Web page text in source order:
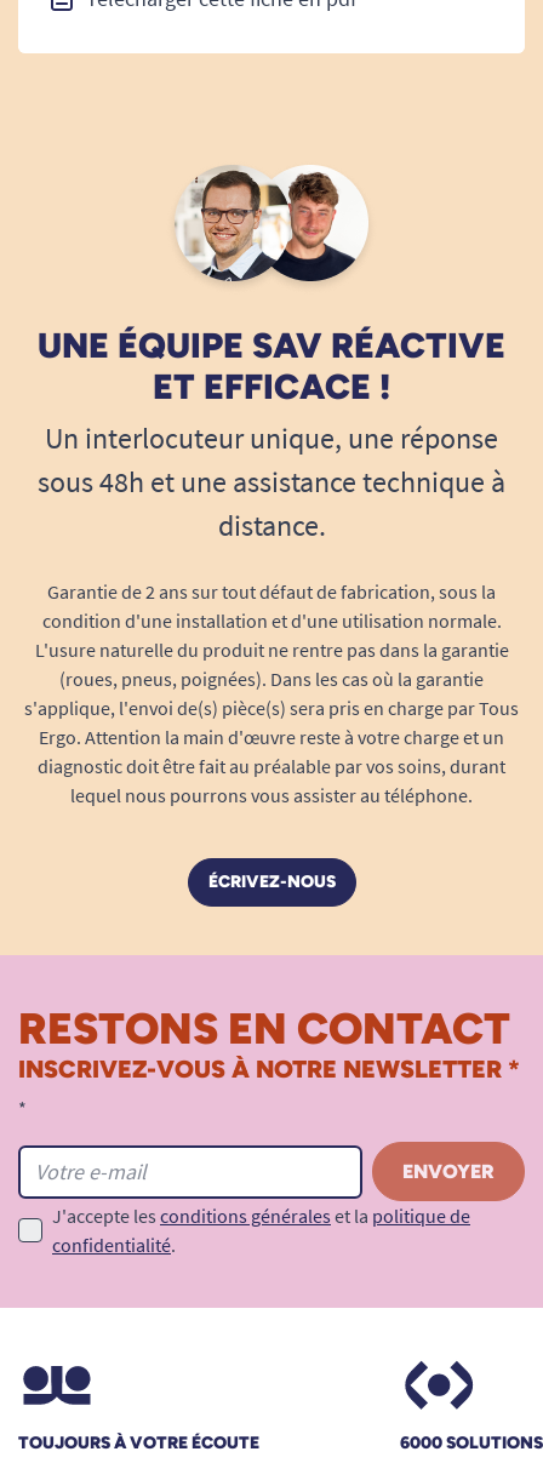
UNE ÉQUIPE SAV RÉACTIVE
ET EFFICACE !
Un interlocuteur unique, une réponse
sous 48h et une assistance technique à
distance.
Garantie de 2 ans sur tout défaut de fabrication, sous la
condition d'une installation et d'une utilisation normale.
L'usure naturelle du produit ne rentre pas dans la garantie
(roues, pneus, poignées). Dans les cas où la garantie
s'applique, l'envoi de(s) pièce(s) sera pris en charge par Tous
Ergo. Attention la main d'œuvre reste à votre charge et un
diagnostic doit être fait au préalable par vos soins, durant
lequel nous pourrons vous assister au téléphone.
ÉCRIVEZ-NOUS
RESTONS EN CONTACT
INSCRIVEZ-VOUS À NOTRE NEWSLETTER *
*
J'accepte les conditions générales et la politique de
confidentialité.
TOUJOURS À VOTRE ÉCOUTE 6000